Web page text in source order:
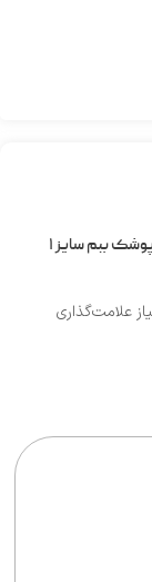
اولین نفری باشید که دیدگاهی را ارسال می کنید برای “پوشک ببم سایز ۱
علامت‌گذاری